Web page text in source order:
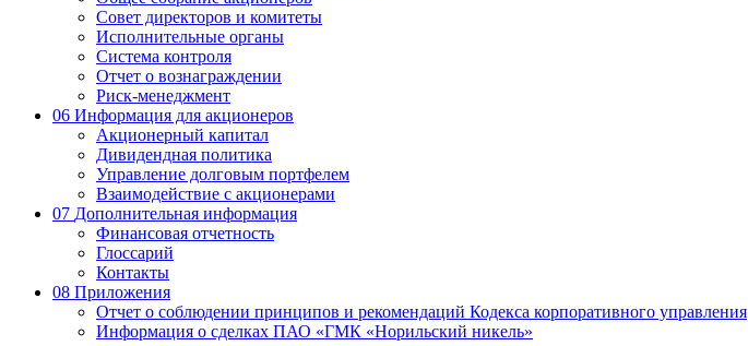
Совет директоров и комитеты
Исполнительные органы
Система контроля
Отчет о вознаграждении
Риск-менеджмент
06 Информация для акционеров
Акционерный капитал
Дивидендная политика
Управление долговым портфелем
Взаимодействие с акционерами
07 Дополнительная информация
Финансовая отчетность
Глоссарий
Контакты
08 Приложения
Отчет о соблюдении принципов и рекомендаций Кодекса корпоративного управления
Информация о сделках ПАО «ГМК «Норильский никель»